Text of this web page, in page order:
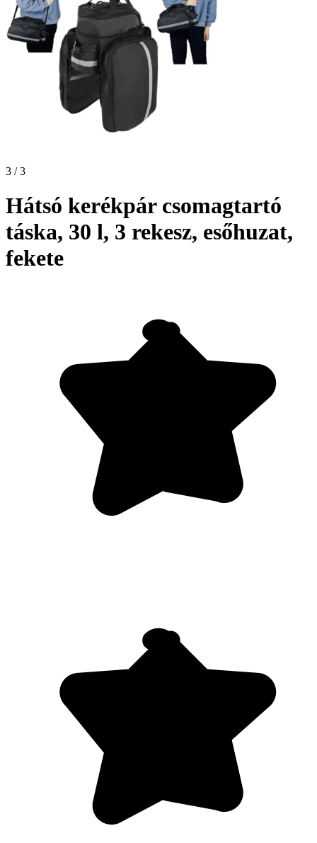
3 / 3
Hátsó kerékpár csomagtartó
táska, 30 l, 3 rekesz, esőhuzat,
fekete